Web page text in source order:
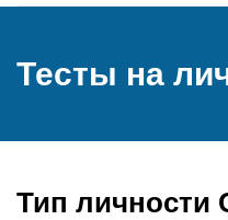
Тесты на
Тип личности